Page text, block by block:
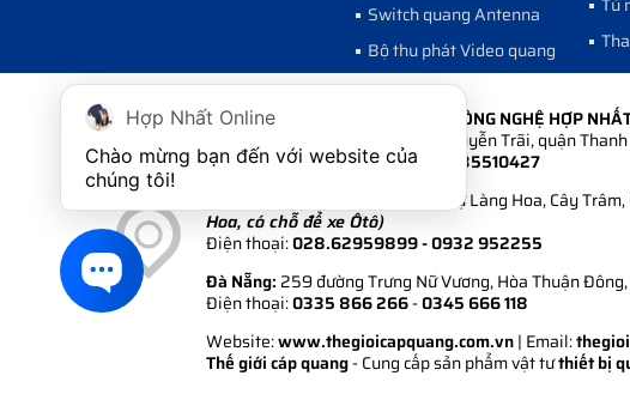
Switch quang Antenna
Bộ thu phát Video quang
CÔNG TY CỔ PHẦN PHÁT TRIỂN CÔNG NGHỆ HỢP
Hà Nội: Số 6A Ngõ 235 đường Nguyễn Trãi, quận
Điện thoại:024.35511 222 - 024.35510427
108/1/6 Khu Biệt Thự Làng Hoa, Cây
Hoa, có chỗ để xe Ôtô)
Điện thoại:028.62959899- 0932 952255
Đà Nẵng: 259 đường Trưng Nữ Vương, Hòa Thuận
Điện thoại:0335 866 266-0345 666 118
Website:www.thegioicapquang.com.vn| Email:
Thế giới cáp quang- Cung cấp sản phẩm vật tưthiết bị
Hợp Nhất Online
Chào mừng bạn đến với website của
chúng tôi!